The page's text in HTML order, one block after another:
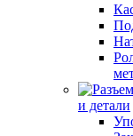
и детали